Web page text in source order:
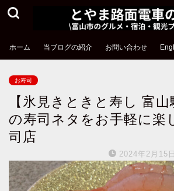
ホーム 当ブログの紹介 お問い合わせ
お寿司
【氷見きときと寿し 富
の寿司ネタをお手軽に楽
司店
2024年2月15日